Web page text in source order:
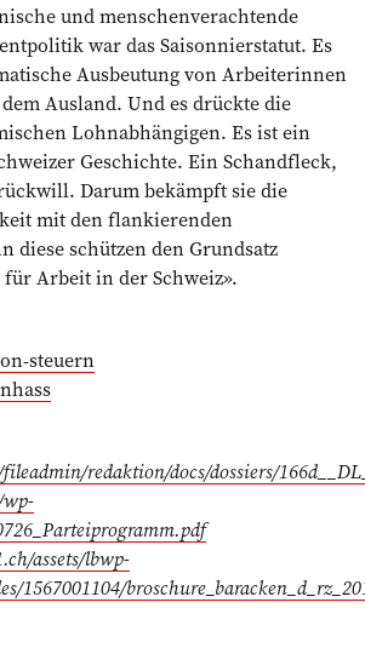
und menschenverachtende
war das Saisonnierstatut. Es
Ausbeutung von Arbeiterinnen
Ausland. Und es drückte die
Lohnabhängigen. Es ist ein
Geschichte. Ein Schandfleck,
Darum bekämpft sie die
mit den flankierenden
diese schützen den Grundsatz
Arbeit in der Schweiz».
steuern
redaktion/docs/dossiers/
assets/lbwp-
1567001104/